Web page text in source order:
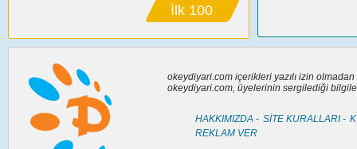
İlk 100
okeydiyari.com içerikleri yazılı izin
okeydiyari.com, üyelerinin sergilediği
HAKKIMIZDA - SİTE KURALLARI -
REKLAM VER